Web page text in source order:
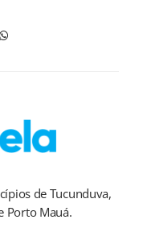
de Tucunduva,
Porto Mauá.